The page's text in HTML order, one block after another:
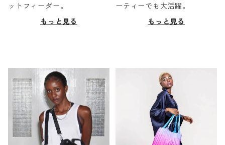
ットフィーダー。
もっと見る
ーティーでも大活躍。
もっと見る